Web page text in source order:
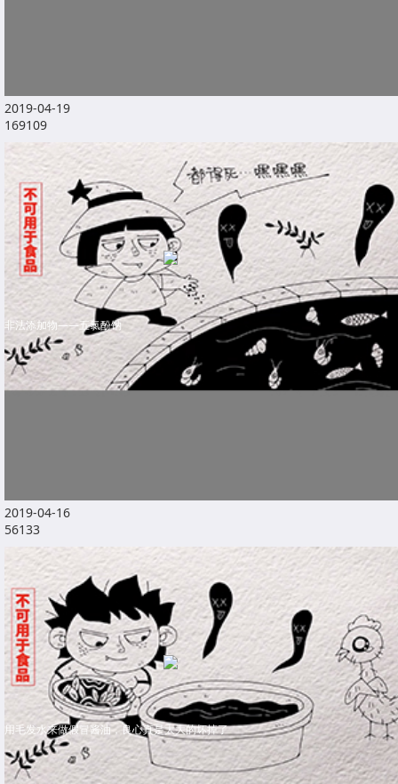
2019-04-19
169109
非法添加物——五氯酚钠
2019-04-16
56133
用毛发水来做假冒酱油，良心真是大大的坏掉了